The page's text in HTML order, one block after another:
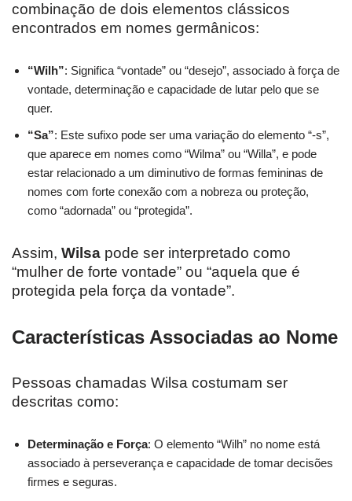
combinação de dois elementos clássicos
encontrados em nomes germânicos:
“Wilh”: Significa “vontade” ou “desejo”, associado à força de
vontade, determinação e capacidade de lutar pelo que se
quer.
“Sa”: Este sufixo pode ser uma variação do elemento “-s”,
que aparece em nomes como “Wilma” ou “Willa”, e pode
estar relacionado a um diminutivo de formas femininas de
nomes com forte conexão com a nobreza ou proteção,
como “adornada” ou “protegida”.
Assim, Wilsa pode ser interpretado como
“mulher de forte vontade” ou “aquela que é
protegida pela força da vontade”.
Características Associadas ao Nome
Pessoas chamadas Wilsa costumam ser
descritas como:
Determinação e Força: O elemento “Wilh” no nome está
associado à perseverança e capacidade de tomar decisões
firmes e seguras.